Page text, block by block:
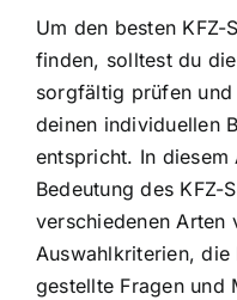
Um den besten
finden, solltest du
sorgfältig prüfen
deinen individuellen
entspricht. In
Bedeutung des KFZ-
verschiedenen Arten
Auswahlkriterien,
gestellte Fragen und